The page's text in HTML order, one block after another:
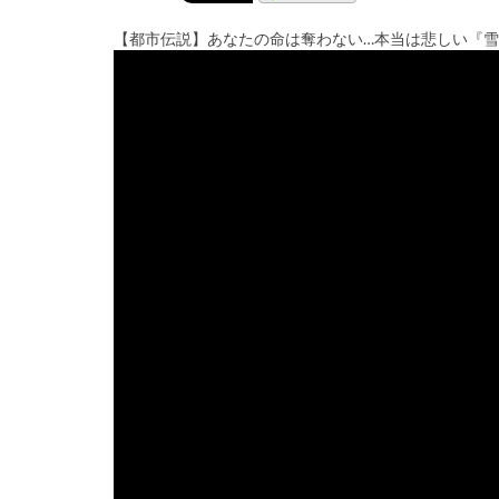
【都市伝説】あなたの命は奪わない…本当は悲しい『